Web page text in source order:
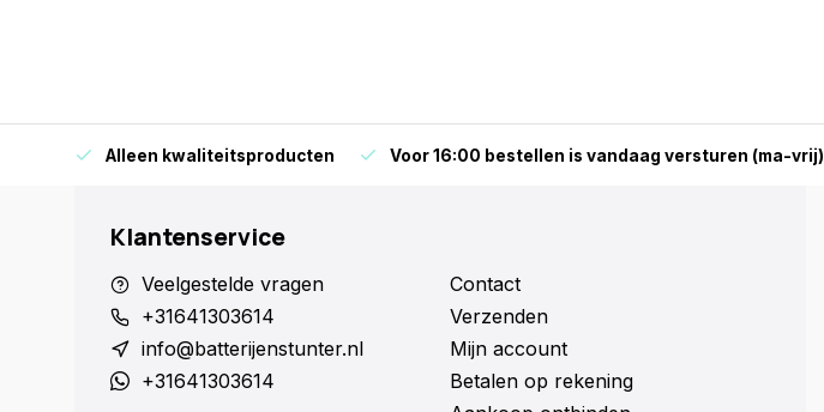
Alleen kwaliteitsproducten Voor 16:00 bestellen is vandaag versturen (ma-vrij)
Klantenservice
Veelgestelde vragen
+31641303614
info@batterijenstunter.nl
+31641303614
Contact
Verzenden
Mijn account
Betalen op rekening